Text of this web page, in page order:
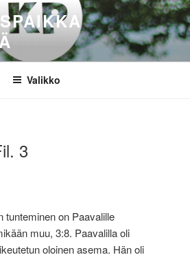
Valikko
3
tunteminen on Paavalille
muu, 3:8. Paavalilla oli
oloinen asema. Hän oli